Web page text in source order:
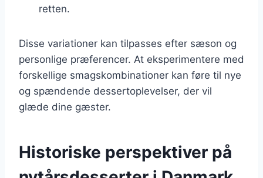
retten.
Disse variationer kan tilpasses efter sæson og
personlige præferencer. At eksperimentere med
forskellige smagskombinationer kan føre til nye
og spændende dessertoplevelser, der vil
glæde dine gæster.
Historiske perspektiver på